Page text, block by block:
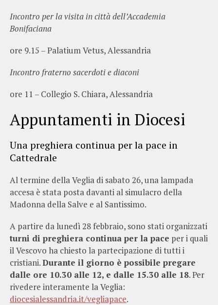
Incontro per la visita in città dell’Accademia
Bonifaciana
ore 9.15 – Palatium Vetus, Alessandria
Incontro fraterno sacerdoti e diaconi
ore 11 – Collegio S. Chiara, Alessandria
Appuntamenti in Diocesi
Una preghiera continua per la pace in
Cattedrale
Al termine della Veglia di sabato 26, una lampada
accesa è stata posta davanti al simulacro della
Madonna della Salve e al Santissimo.
A partire da lunedì 28 febbraio, sono stati organizzati
turni di preghiera continua per la pace per i quali
il Vescovo ha chiesto la partecipazione di tutti i
cristiani.Durante il giorno è possibile pregare
dalle ore 10.30 alle 12, e dalle 15.30 alle 18. Per
rivedere interamente la Veglia:
diocesialessandria.it/vegliapace.